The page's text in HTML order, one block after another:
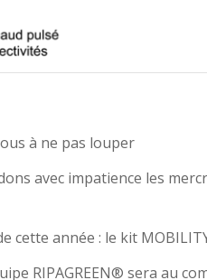
à ne pas louper
avec impatience les
cette année : le kit
RIPAGREEN® sera au